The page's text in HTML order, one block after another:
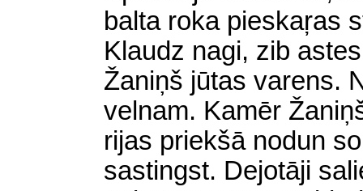
balta roka pieskaŗas
Klaudz nagi, zib
Žaniņš jūtas varens.
velnam. Kamēr
rijas priekšā nodun
sastingst. Dejotāji